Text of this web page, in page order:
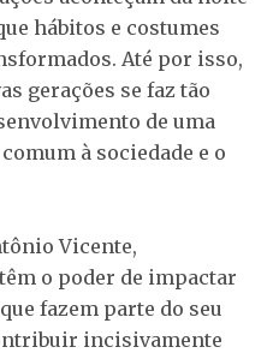
hábitos e costumes
Até por isso,
gerações se faz tão
de uma
à sociedade e o
Vicente,
o poder de impactar
fazem parte do seu
incisivamente